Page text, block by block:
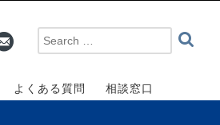
よくある質問 相談窓口